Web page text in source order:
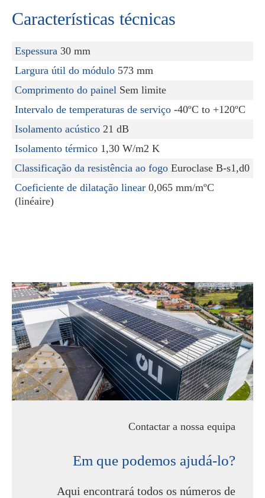
Características técnicas
Espessura 30 mm
Largura útil do módulo 573 mm
Comprimento do painel Sem limite
Intervalo de temperaturas de serviço -40ºC to +120ºC
Isolamento acústico 21 dB
Isolamento térmico 1,30 W/m2 K
Classificação da resistência ao fogo Euroclase B-s1,d0
Coeficiente de dilatação linear 0,065 mm/mºC
(linéaire)
Contactar a nossa equipa
Em que podemos ajudá-lo?
Aqui encontrará todos os números de